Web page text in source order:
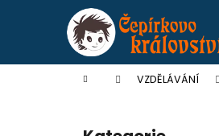
Domů VZDĚLÁVÁNÍ
í
Zpět
do
Zpět
do